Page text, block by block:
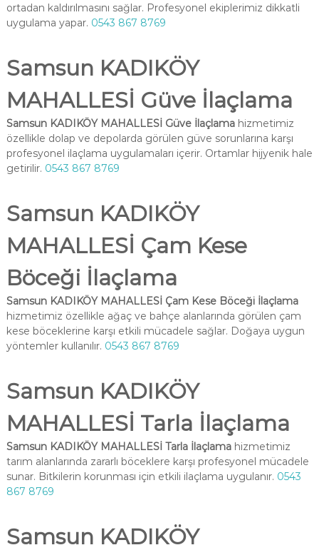
ortadan kaldırılmasını sağlar. Profesyonel ekiplerimiz dikkatli
uygulama yapar. 0543 867 8769
Samsun KADIKÖY
MAHALLESİ Güve İlaçlama
Samsun KADIKÖY MAHALLESİ Güve İlaçlamahizmetimiz
özellikle dolap ve depolarda görülen güve sorunlarına karşı
profesyonel ilaçlama uygulamaları içerir. Ortamlar hijyenik hale
getirilir. 0543 867 8769
Samsun KADIKÖY
MAHALLESİ Çam Kese
Böceği İlaçlama
Samsun KADIKÖY MAHALLESİ Çam Kese Böceği İlaçlama
hizmetimiz özellikle ağaç ve bahçe alanlarında görülen çam
kese böceklerine karşı etkili mücadele sağlar. Doğaya uygun
yöntemler kullanılır. 0543 867 8769
Samsun KADIKÖY
MAHALLESİ Tarla İlaçlama
Samsun KADIKÖY MAHALLESİ Tarla İlaçlamahizmetimiz
tarım alanlarında zararlı böceklere karşı profesyonel mücadele
sunar. Bitkilerin korunması için etkili ilaçlama uygulanır. 0543
867 8769
Samsun KADIKÖY